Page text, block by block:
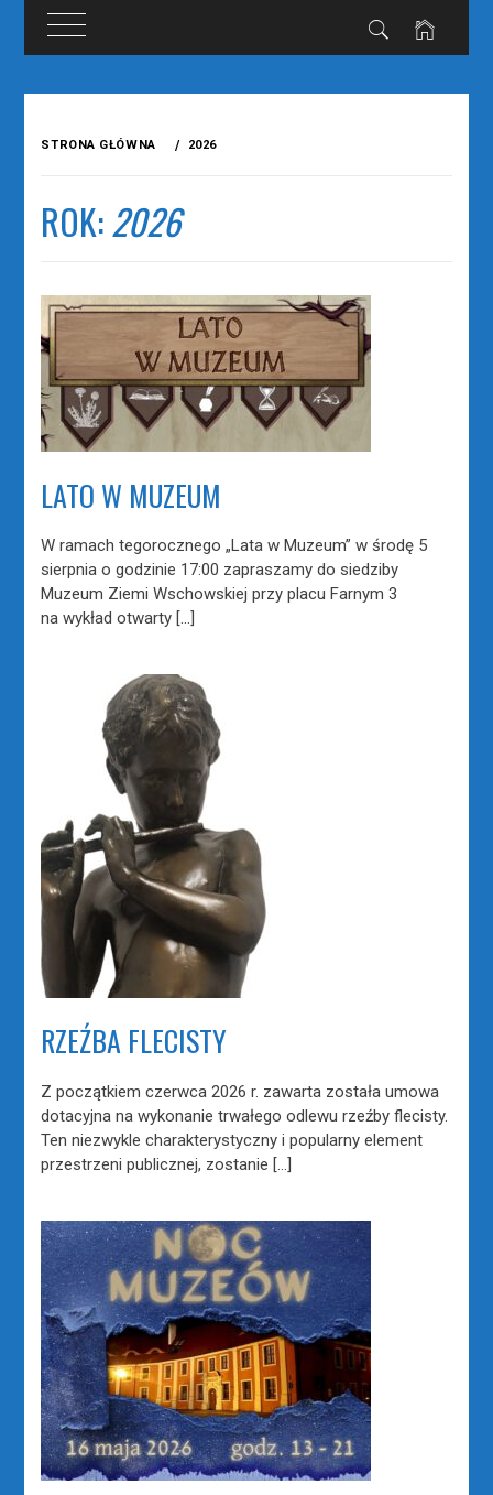
STRONA GŁÓWNA 2026
ROK:2026
LATO W MUZEUM
W ramach tegorocznego „Lata w Muzeum” w środę 5
sierpnia o godzinie 17:00 zapraszamy do siedziby
Muzeum Ziemi Wschowskiej przy placu Farnym 3
na wykład otwarty […]
RZEŹBA FLECISTY
Z początkiem czerwca 2026 r. zawarta została umowa
dotacyjna na wykonanie trwałego odlewu rzeźby flecisty.
Ten niezwykle charakterystyczny i popularny element
przestrzeni publicznej, zostanie […]